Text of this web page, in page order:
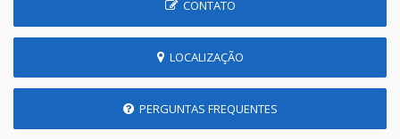
CONTATO
LOCALIZAÇÃO
PERGUNTAS FREQUENTES